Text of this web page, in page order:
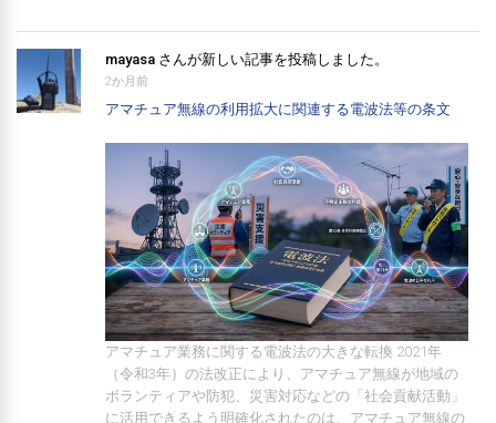
mayasa さんが新しい記事を投稿しました。
2か月前
アマチュア無線の利用拡大に関連する電波法等の条文
アマチュア業務に関する電波法の大きな転換 2021年
（令和3年）の法改正により、アマチュア無線が地域の
ボランティアや防犯、災害対応などの「社会貢献活動」
に活用できるよう明確化されたのは、アマチュア無線の